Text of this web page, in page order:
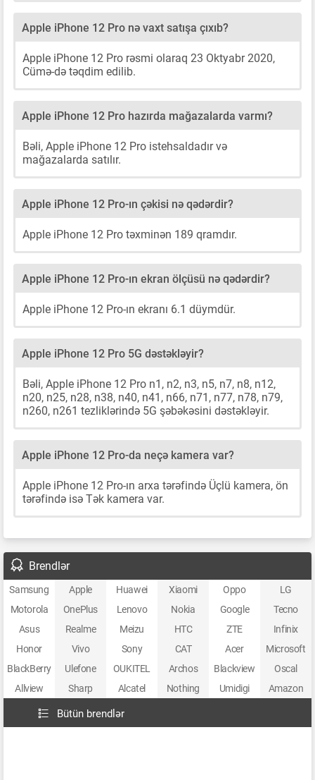
Apple iPhone 12 Pro nə vaxt satışa çıxıb?
Apple iPhone 12 Pro rəsmi olaraq 23 Oktyabr 2020,
Cümə-də təqdim edilib.
Apple iPhone 12 Pro hazırda mağazalarda varmı?
Bəli, Apple iPhone 12 Pro istehsaldadır və
mağazalarda satılır.
Apple iPhone 12 Pro-ın çəkisi nə qədərdir?
Apple iPhone 12 Pro təxminən 189 qramdır.
Apple iPhone 12 Pro-ın ekran ölçüsü nə qədərdir?
Apple iPhone 12 Pro-ın ekranı 6.1 düymdür.
Apple iPhone 12 Pro 5G dəstəkləyir?
Bəli, Apple iPhone 12 Pro n1, n2, n3, n5, n7, n8, n12,
n20, n25, n28, n38, n40, n41, n66, n71, n77, n78, n79,
n260, n261 tezliklərində 5G şəbəkəsini dəstəkləyir.
Apple iPhone 12 Pro-da neçə kamera var?
Apple iPhone 12 Pro-ın arxa tərəfində Üçlü kamera, ön
tərəfində isə Tək kamera var.
Brendlər
Samsung Apple Huawei Xiaomi Oppo
LG
Motorola
OnePlus Lenovo Nokia Google
Tecno
Asus
Realme Meizu HTC ZTE
Infinix
Honor
Vivo Sony CAT Acer
Microsoft
BlackBerry
Ulefone OUKITEL Archos Blackview
Oscal
Allview
Sharp Alcatel Nothing Umidigi Amazon
Bütün brendlər